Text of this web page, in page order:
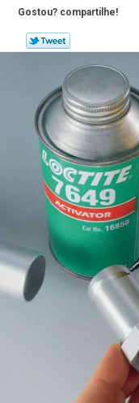
Gostou? compartilhe!